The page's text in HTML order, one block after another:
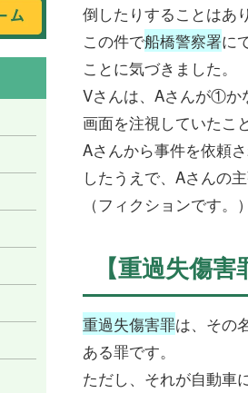
倒したりすることはあ
この件で船橋警察署に
ことに気づきました。
Vさんは、Aさんが①か
画面を注視していたこ
Aさんから事件を依頼
したうえで、Aさんの
（フィクションです。）
【重過失傷害
重過失傷害罪は、その
ある罪です。
ただし、それが自動車